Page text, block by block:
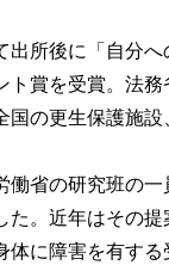
所後に「自分へ
ト賞を受賞。法
国の更生保護施設
働省の研究班の
た。近年はその
体に障害を有す